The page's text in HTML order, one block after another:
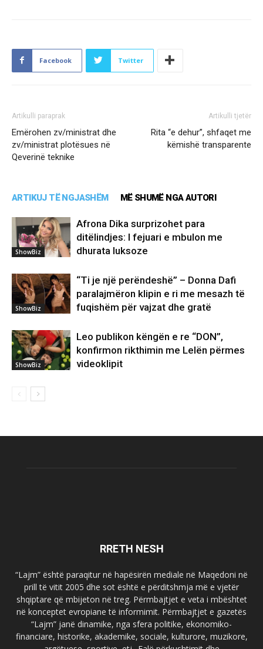
Facebook Twitter
Artikulli paraprak
Emërohen zv/ministrat dhe
zv/ministrat plotësues në
Qeverinë teknike
Artikulli tjetër
Rita “e dehur”, shfaqet me
këmishë transparente
ARTIKUJ TË NGJASHËM MË SHUMË NGA AUTORI
ShowBiz
Afrona Dika surprizohet para
ditëlindjes: I fejuari e mbulon me
dhurata luksoze
ShowBiz
“Ti je një perëndeshë” – Donna Dafi
paralajmëron klipin e ri me mesazh të
fuqishëm për vajzat dhe gratë
ShowBiz
Leo publikon këngën e re “DON”,
konfirmon rikthimin me Lelën përmes
videoklipit
RRETH NESH
“Lajm” është paraqitur në hapësirën mediale në Maqedoni në
prill të vitit 2005 dhe sot është e përditshmja më e vjetër
shqiptare që mbijeton në treg. Përmbajtjet e veta i mbështet
në konceptet evropiane të informimit. Përmbajtjet e gazetës
“Lajm” janë dinamike, nga sfera politike, ekonomiko-
financiare, historike, akademike, sociale, kulturore, muzikore,